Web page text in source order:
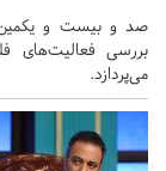
صد و بیست و یکمین
بررسی فعالیت‌های
می‌پردازد.